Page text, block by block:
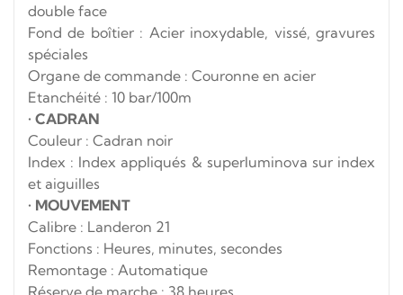
double face
Fond de boîtier : Acier inoxydable, vissé, gravures
spéciales
Organe de commande : Couronne en acier
Etanchéité : 10 bar/100m
• CADRAN
Couleur : Cadran noir
Index : Index appliqués & superluminova sur index
et aiguilles
• MOUVEMENT
Calibre : Landeron 21
Fonctions : Heures, minutes, secondes
Remontage : Automatique